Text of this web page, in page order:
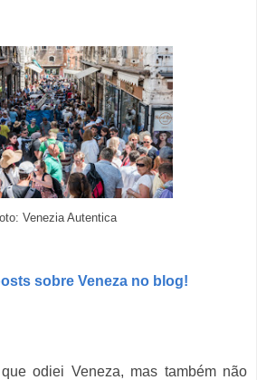
Venezia Autentica
sobre Veneza no blog!
odiei Veneza, mas também não